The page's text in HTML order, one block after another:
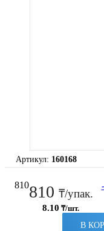
Артикул: 160168
810810 ₸/упак.
8.10 ₸/шт.
-
В